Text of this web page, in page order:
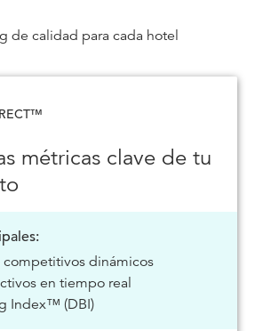
de calidad para cada hotel
métricas clave de tu
competitivos dinámicos
en tiempo real
Index™ (DBI)